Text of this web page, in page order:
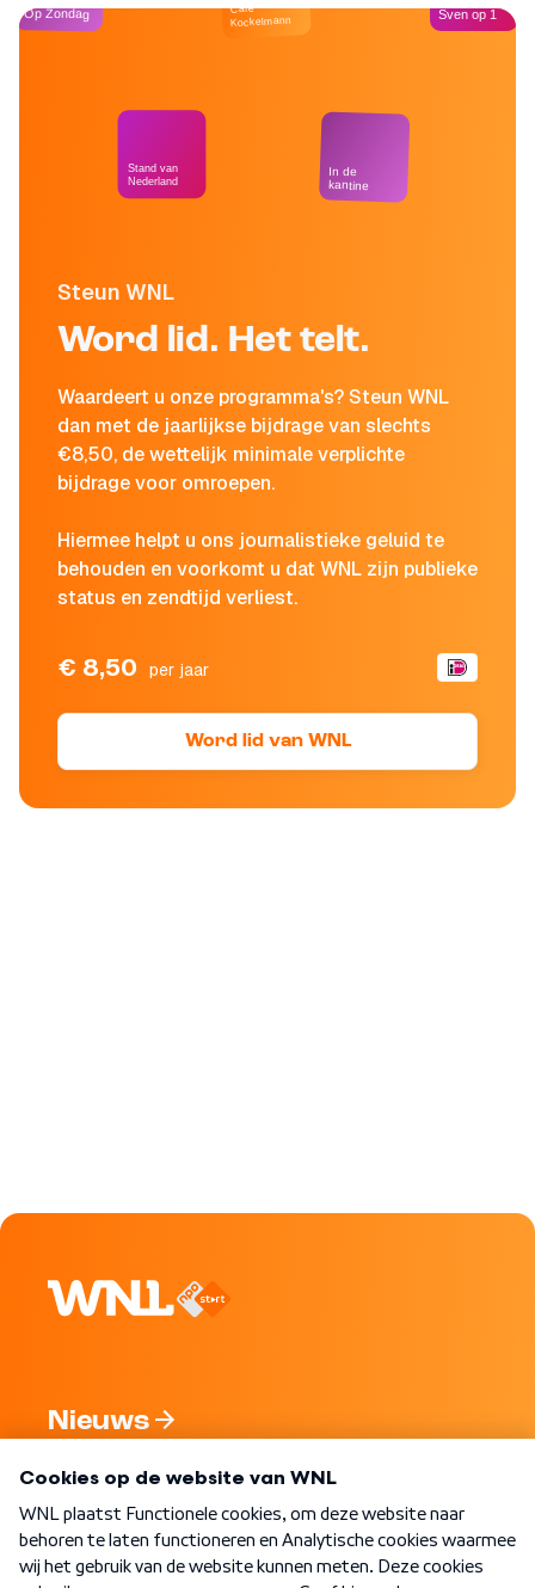
Steun WNL
Word lid. Het telt.
Waardeert u onze programma's? Steun WNL
dan met de jaarlijkse bijdrage van slechts
€8,50, de wettelijk minimale verplichte
bijdrage voor omroepen.
Hiermee helpt u ons journalistieke geluid te
behouden en voorkomt u dat WNL zijn publieke
status en zendtijd verliest.
€ 8,50 per jaar
Word lid van WNL
Op Zondag
Stand van
Nederland
Café
Kockelmann
In de
kantine
Sven op 1
Nieuws
Nieuwsbrief
Word Lid